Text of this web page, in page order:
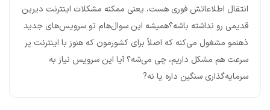
انتقال اطلاعاتش فوری هست، یعنی ممکنه مشکلات اینترنت دیرین
قدیمی رو نداشته باشه؟همیشه این سوال‌هام تو سرویس‌های جدید
ذهنمو مشغول می‌کنه که اصلاً برای کشورمون که هنوز با اینترنت پر
سرعت هم مشکل داریم، چی می‌شه؟ آیا این سرویس نیاز به
سرمایه‌گذاری سنگین داره یا نه?